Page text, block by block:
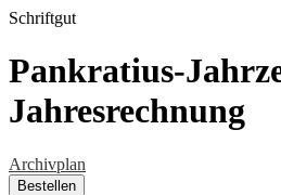
Schriftgut
Pankratius-
Jahresrechnung
Archivplan
Bestellen